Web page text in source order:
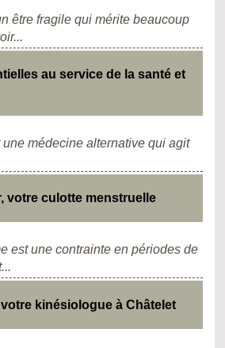
être fragile qui mérite beaucoup
au service de la santé et
une médecine alternative qui agit
votre culotte menstruelle
est une contrainte en périodes de
kinésiologue à Châtelet